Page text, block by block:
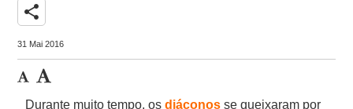
share
31 Mai 2016
Durante muito tempo, osdiáconos se queixaram por